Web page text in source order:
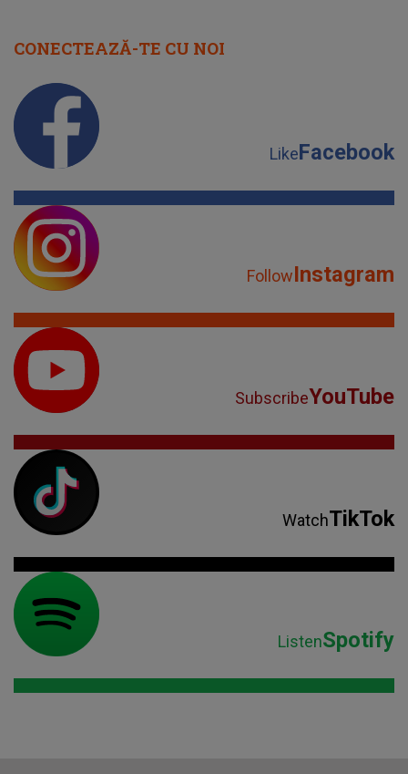
CONECTEAZĂ-TE CU NOI
LikeFacebook
FollowInstagram
SubscribeYouTube
WatchTikTok
ListenSpotify